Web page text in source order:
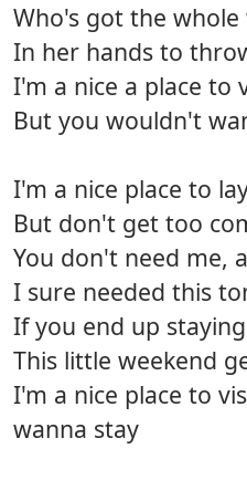
Who's got the
In her hands to
I'm a nice a place to
But you wouldn't
I'm a nice place to
But don't get too
You don't need me,
I sure needed this
If you end up
This little weekend
I'm a nice place to
wanna stay